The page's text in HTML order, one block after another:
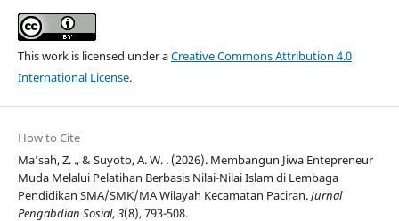
This work is licensed under aCreative Commons Attribution 4.0
International License.
How to Cite
Ma’sah, Z. ., & Suyoto, A. W. . (2026). Membangun Jiwa Entepreneur
Muda Melalui Pelatihan Berbasis Nilai-Nilai Islam di Lembaga
Pendidikan SMA/SMK/MA Wilayah Kecamatan Paciran.Jurnal
Pengabdian Sosial,3(8), 793-508.